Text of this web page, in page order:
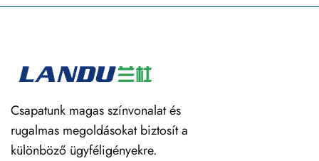
Csapatunk magas színvonalat és
rugalmas megoldásokat biztosít a
különböző ügyféligényekre.